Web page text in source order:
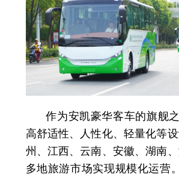
作为安凯豪华客车的旗舰之
高舒适性、人性化、轻量化等
州、江西、云南、安徽、湖南
多地旅游市场实现规模化运营